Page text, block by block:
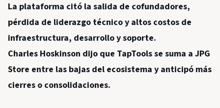
La plataforma citó la salida de cofundadores,
pérdida de liderazgo técnico y altos costos de
infraestructura, desarrollo y soporte.
Charles Hoskinson dijo que TapTools se suma a JPG
Store entre las bajas del ecosistema y anticipó más
cierres o consolidaciones.